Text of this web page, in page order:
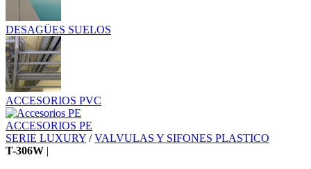
DESAGÜES SUELOS
ACCESORIOS PVC
ACCESORIOS PE
SERIE LUXURY /VALVULAS Y SIFONES PLASTICO
T-306W |